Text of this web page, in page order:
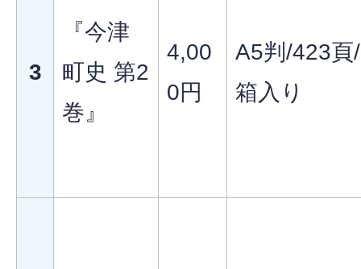
3
『今津
町史 第2
巻』
4,00
0円
A5判/423頁/
箱入り